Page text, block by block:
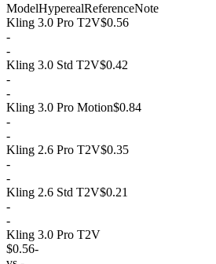
ModelHyperealReferenceNote
Kling 3.0 Pro T2V$0.56
-
-
Kling 3.0 Std T2V$0.42
-
-
Kling 3.0 Pro Motion$0.84
-
-
Kling 2.6 Pro T2V$0.35
-
-
Kling 2.6 Std T2V$0.21
-
-
Kling 3.0 Pro T2V
$0.56-